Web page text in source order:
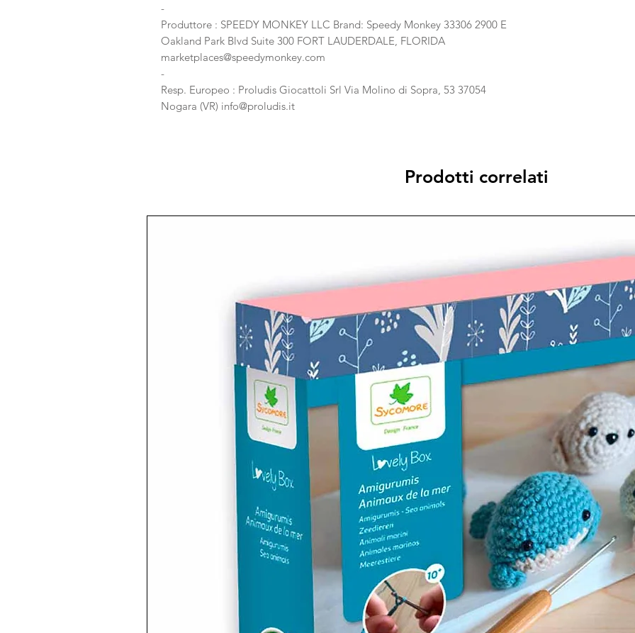
-
Produttore : SPEEDY MONKEY LLC Brand: Speedy Monkey 33306 2900 E
Oakland Park Blvd Suite 300 FORT LAUDERDALE, FLORIDA
marketplaces@speedymonkey.com
-
Resp. Europeo : Proludis Giocattoli Srl Via Molino di Sopra, 53 37054
Nogara (VR) info@proludis.it
Prodotti correlati